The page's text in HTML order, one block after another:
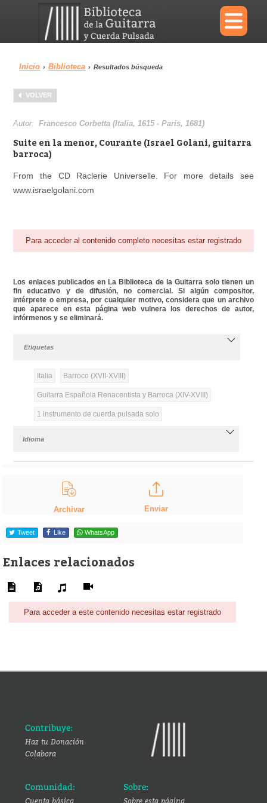
×
Menu
Biblioteca Diccionario
Inicio › Biblioteca › Resultados búsqueda
VOLVER
Autor:Francesco Corbetta (Italia, 1615 - París, 1681)
Suite en la menor, Courante (Israel Golani, guitarra
barroca)
From the CD Raclerie Universelle. For more details see
www.israelgolani.com
Para acceder al contenido completo necesitas estar registrado
Los enlaces publicados en La Biblioteca de la Guitarra solo tienen un
fin educativo y de difusión, no comercial. Si algún compositor,
intérprete o empresa, por cualquier motivo, considera que un archivo
que aparece en esta página web vulnera los derechos de autor,
infórmenos y se eliminará.
Etiquetas
Italia Barroco (XVII-XVIII)
Guitarra Española Renacentista y Barroca (XIV-XVIII)
1 instrumento de cuerda pulsada solo
Idioma
Archivar Enviar
Tweet Like WhatsApp
Enlaces relacionados
Para acceder a este contenido necesitas estar registrado
Contribuye:
Haz tu Donación
Colabora
Comunidad:
Cuenta básica
Sobre:
Sobre esta página